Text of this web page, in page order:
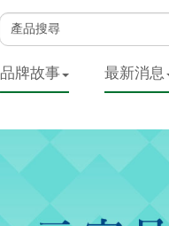
品牌故事 最新消息